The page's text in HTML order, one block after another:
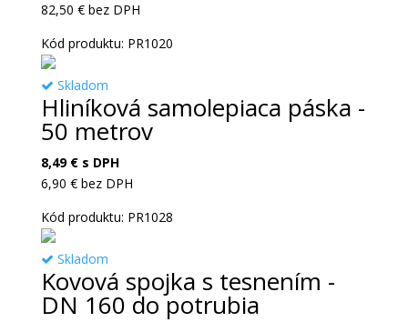
82,50 €bez DPH
Kód produktu: PR1020
Skladom
Hliníková samolepiaca páska -
50 metrov
8,49 €s DPH
6,90 €bez DPH
Kód produktu: PR1028
Skladom
Kovová spojka s tesnením -
DN 160 do potrubia